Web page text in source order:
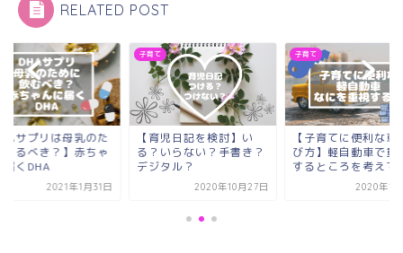
RELATED POST
サプリは母乳のた
とるべき？】赤ちゃ
届くDHA
2021年1月31日
子育て
【育児日記を検討】い
る？いらない？手書き？
デジタル？
2020年10月27日
子育て
【子育てに便利な車
び方】軽自動車で重
するところを考えて
2020年12